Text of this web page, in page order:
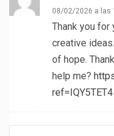
08/02/2026 a las
Thank you for
creative
of hope.
help me?
ref=IQY5TET4